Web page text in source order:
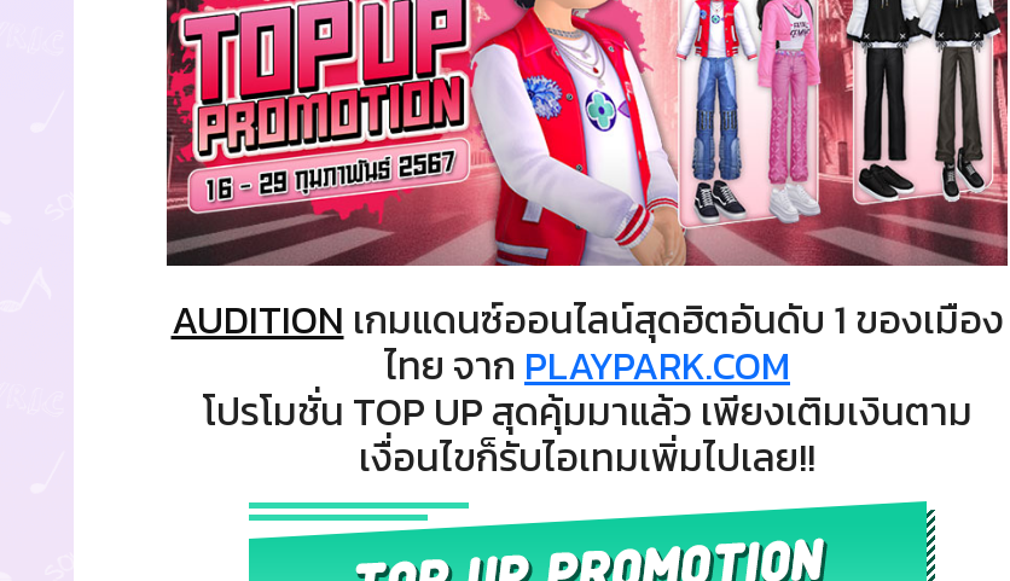
AUDITIONเกมแดนซ์ออนไลน์สุดฮิตอันดับ 1 ของเมือง
ไทย จากPLAYPARK.COM
โปรโมชั่น TOP UP สุดคุ้มมาแล้ว เพียงเติมเงินตาม
เงื่อนไขก็รับไอเทมเพิ่มไปเลย!!